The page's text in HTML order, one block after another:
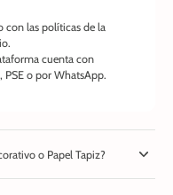
con las políticas de la
cuenta con
PSE o por WhatsApp.
o Papel Tapiz?